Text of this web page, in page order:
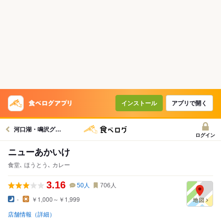
インストール アプリで開く
河口湖・鳴沢グルメへ
ログイン
ニューあかいけ
食堂､ ほうとう､ カレー
3.16 50人 706 人
- ￥1,000～￥1,999
店舗情報（詳細）